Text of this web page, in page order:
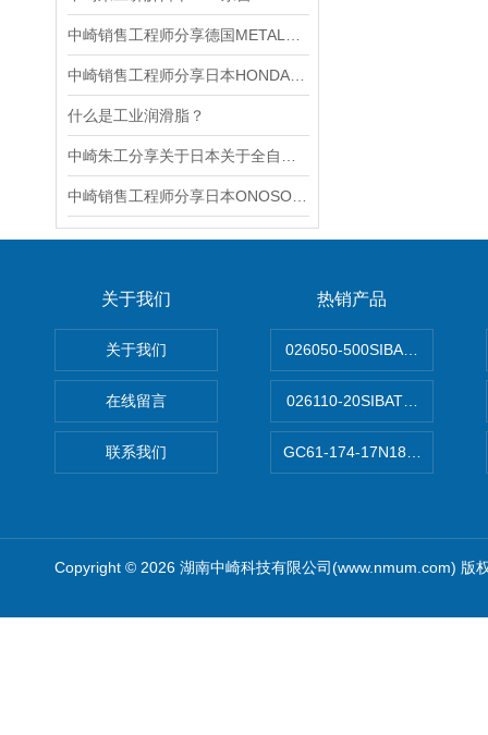
什么是工业润滑脂？
关于我们
关于我们
在线留言
联系我们
热销产品
026050-500SIBATA 500mL
026110-20SIBATA柴田科学
GC61-174-
Copyright © 2026 湖南中崎科技有限公司(www.nmum.com) 版